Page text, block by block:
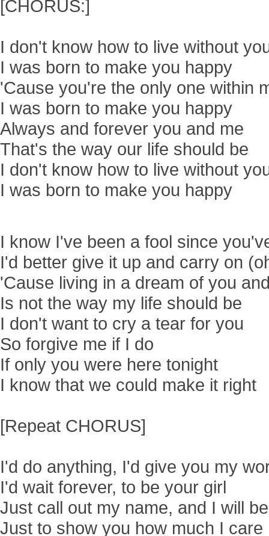
[CHORUS:]
I don't know how to live without
I was born to make you happy
'Cause you're the only one within
I was born to make you happy
Always and forever you and me
That's the way our life should be
I don't know how to live without
I was born to make you happy
I know I've been a fool since
I'd better give it up and carry on
'Cause living in a dream of you
Is not the way my life should be
I don't want to cry a tear for you
So forgive me if I do
If only you were here tonight
I know that we could make it right
[Repeat CHORUS]
I'd do anything, I'd give you my
I'd wait forever, to be your girl
Just call out my name, and I will
Just to show you how much I care